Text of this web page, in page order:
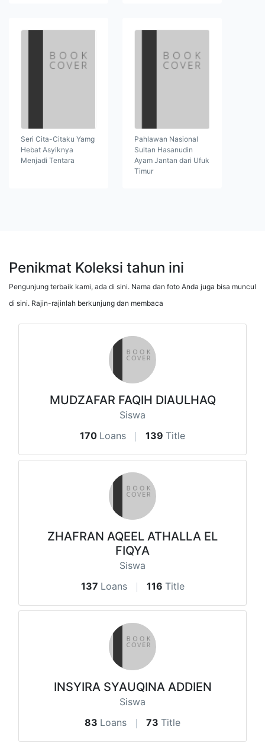
Seri Cita-Citaku Yamg
Hebat Asyiknya
Menjadi Tentara
Pahlawan Nasional
Sultan Hasanudin
Ayam Jantan dari Ufuk
Timur
Penikmat Koleksi tahun ini
Pengunjung terbaik kami, ada di sini. Nama dan foto Anda juga bisa muncul
di sini. Rajin-rajinlah berkunjung dan membaca
MUDZAFAR FAQIH DIAULHAQ
Siswa
170 Loans 139 Title
ZHAFRAN AQEEL ATHALLA EL
FIQYA
Siswa
137 Loans 116 Title
INSYIRA SYAUQINA ADDIEN
Siswa
83 Loans 73 Title